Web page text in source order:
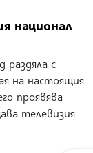
национал
раздяла с
на настоящия
проявява
телевизия